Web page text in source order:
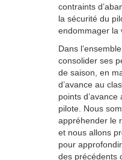
contraints
la sécurité du
endommager la
Dans
consolider ses
de saison, en
d’avance au
points
pilote. Nous
appréhender le
et nous allons
pour
des précédents